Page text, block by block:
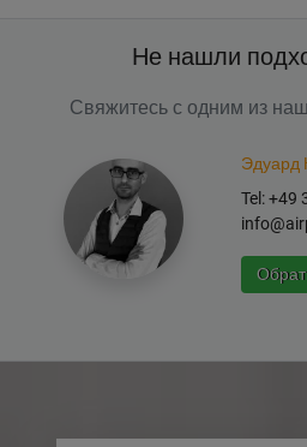
Не нашли
Свяжитесь с одним из
Эдуард
Tel: +49